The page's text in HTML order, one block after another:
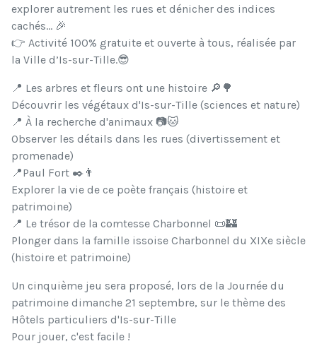
explorer autrement les rues et dénicher des indices
cachés… 🎉
👉 Activité 100% gratuite et ouverte à tous, réalisée par
la Ville d’Is-sur-Tille.😎
📍 Les arbres et fleurs ont une histoire 🔎🌳
Découvrir les végétaux d'Is-sur-Tille (sciences et nature)
📍 À la recherche d'animaux 📷🐱
Observer les détails dans les rues (divertissement et
promenade)
📍Paul Fort ✒️👨
Explorer la vie de ce poète français (histoire et
patrimoine)
📍 Le trésor de la comtesse Charbonnel 📜🏰
Plonger dans la famille issoise Charbonnel du XIXe siècle
(histoire et patrimoine)
Un cinquième jeu sera proposé, lors de la Journée du
patrimoine dimanche 21 septembre, sur le thème des
Hôtels particuliers d'Is-sur-Tille
Pour jouer, c'est facile !